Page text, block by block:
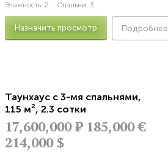
Этажность: 2 Спальни: 3
Назначить просмотр Подробнее
Таунхаус с 3-мя спальнями,
115 м², 2.3 сотки
17,600,000Р 185,000 €
214,000 $